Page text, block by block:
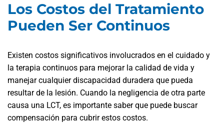
Los Costos del Tratamiento
Pueden Ser Continuos
Existen costos significativos involucrados en el cuidado y
la terapia continuos para mejorar la calidad de vida y
manejar cualquier discapacidad duradera que pueda
resultar de la lesión. Cuando la negligencia de otra parte
causa una LCT, es importante saber que puede buscar
compensación para cubrir estos costos.